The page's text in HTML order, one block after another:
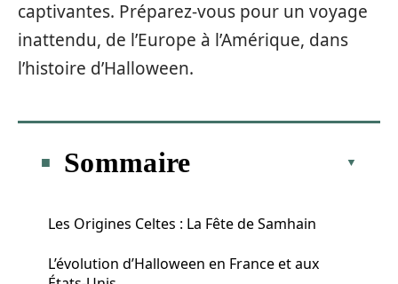
captivantes. Préparez-vous pour un voyage
inattendu, de l’Europe à l’Amérique, dans
l’histoire d’Halloween.
Sommaire
Les Origines Celtes : La Fête de Samhain
L’évolution d’Halloween en France et aux